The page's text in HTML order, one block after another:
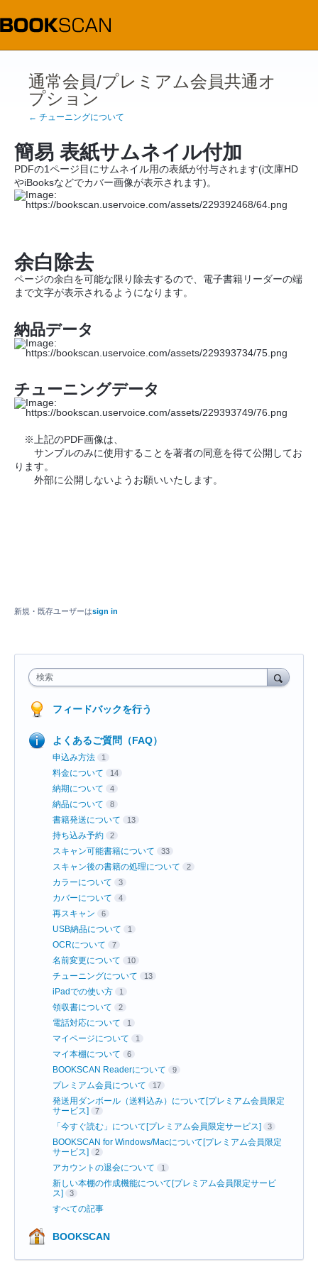
通常会員/プレミアム会員共通オ
プション
← チューニングについて
簡易 表紙サムネイル付加
PDFの1ページ目にサムネイル用の表紙が付与されます(i文庫HD
やiBooksなどでカバー画像が表示されます)。
余白除去
ページの余白を可能な限り除去するので、電子書籍リーダーの端
まで文字が表示されるようになります。
納品データ
チューニングデータ
※上記のPDF画像は、
サンプルのみに使用することを著者の同意を得て公開してお
ります。
外部に公開しないようお願いいたします。
新規・既存ユーザーはsign in
検索
フィードバックを行う
よくあるご質問（FAQ）
申込み方法 1
料金について 14
納期について 4
納品について 8
書籍発送について 13
持ち込み予約 2
スキャン可能書籍について 33
スキャン後の書籍の処理について 2
カラーについて 3
カバーについて 4
再スキャン 6
USB納品について 1
OCRについて 7
名前変更について 10
チューニングについて 13
iPadでの使い方 1
領収書について 2
電話対応について 1
マイページについて 1
マイ本棚について 6
BOOKSCAN Readerについて 9
プレミアム会員について 17
発送用ダンボール（送料込み）について[プレミアム会員限定
サービス]
7
「今すぐ読む」について[プレミアム会員限定サービス] 3
BOOKSCAN for Windows/Macについて[プレミアム会員限定
サービス]
2
アカウントの退会について 1
新しい本棚の作成機能について[プレミアム会員限定サービ
ス]
3
すべての記事
BOOKSCAN